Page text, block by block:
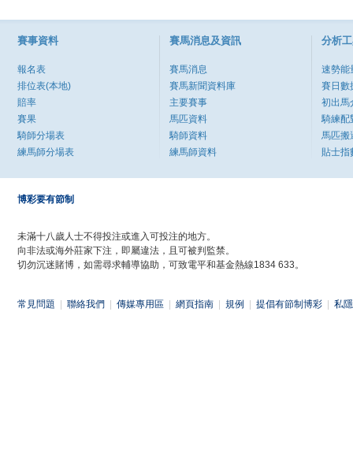
賽事資料
報名表
排位表(本地)
賠率
賽果
騎師分場表
練馬師分場表
賽馬消息及資訊
賽馬消息
賽馬新聞資料庫
主要賽事
馬匹資料
騎師資料
練馬師資料
分析
速勢能
賽日數
初出馬
騎練配
馬匹搬
貼士指
博彩要有節制
未滿十八歲人士不得投注或進入可投注的地方。
向非法或海外莊家下注，即屬違法，且可被判監禁。
切勿沉迷賭博，如需尋求輔導協助，可致電平和基金熱線1834 633。
常見問題 聯絡我們 傳媒專用區 網頁指南 規例 提倡有節制博彩 私